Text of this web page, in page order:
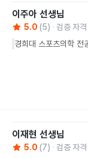
이주아 선생님
5.0 (5) 검증 자격
경희대 스포츠의학 전
이재현 선생님
5.0 (7) 검증 자격